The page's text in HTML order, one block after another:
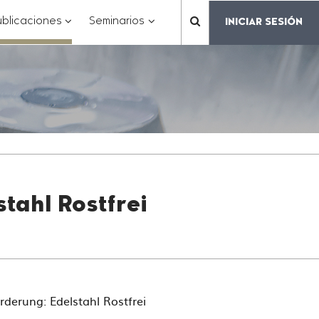
???
key.formatter.header.toggle.subsections???
Seminarios ???
???
INICIAR SESIÓN
Rostfrei
Edelstahl Rostfrei